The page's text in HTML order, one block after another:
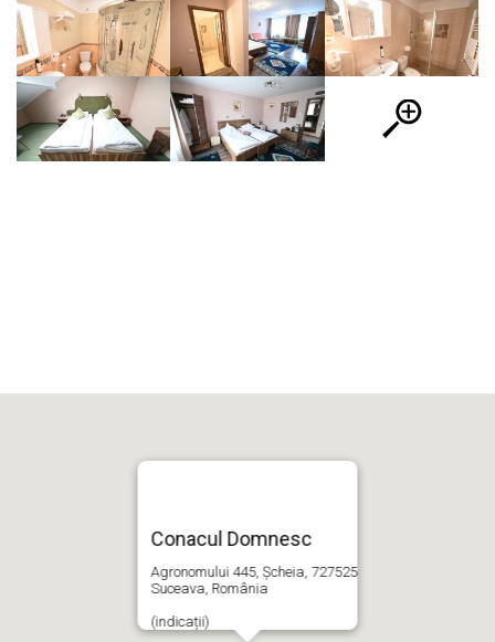
Conacul Domnesc
Agronomului 445, Șcheia, 727525
Suceava, România
(indicații)